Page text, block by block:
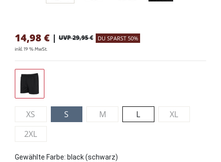
14,98 € | UVP 29,95 € DU SPARST 50%
inkl. 19 % MwSt.
XS S M L
XL
2XL
Gewählte Farbe: black (schwarz)